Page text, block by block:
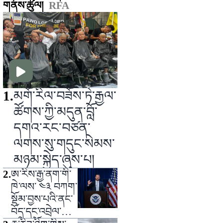
གནས་ཚུལ། RFA
1.མགོ་རིལ་བཟོས་ཏེ་རྒྱལ་
ཚོགས་ཀྱི་མདུན་བློ་
དགའ་རང་བཙན་
ལགས་སུ་གདུང་སེམས་
མཉམ་སྐྱེད་ཞུས་པ།
2.ཨ་རིས་རྒྱ་ནག་གི་
ཁེ་ལས་ ༤༣ བཀག་
སྡོམ་བྱས་པའི་ནང་
བོད་དང་འབྲེལ་ཡོད་